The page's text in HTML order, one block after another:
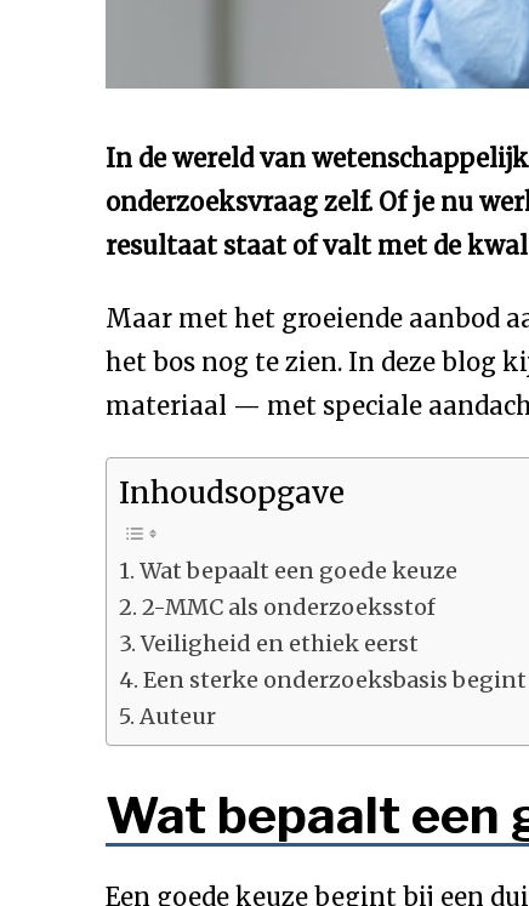
In de wereld van
onderzoeksvraag zelf. Of je nu
resultaat staat of valt met de
Maar met het groeiende aanbod
het bos nog te zien. In deze blog
materiaal — met speciale
Inhoudsopgave
Wat bepaalt een goede keuze
2-MMC als onderzoeksstof
Veiligheid en ethiek eerst
Een sterke onderzoeksbasis
Auteur
Wat bepaalt een
Een goede keuze begint bij een